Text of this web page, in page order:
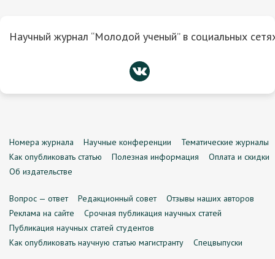
Научный журнал “Молодой ученый” в социальных
Номера журнала Научные конференции
Тематические журналы
Как опубликовать статью
Полезная информация
Оплата и скидки
Об издательстве
Вопрос — ответ Редакционный совет
Отзывы наших авторов
Реклама на сайте
Срочная публикация научных статей
Публикация научных статей студентов
Как опубликовать научную статью магистранту
Спецвыпуски